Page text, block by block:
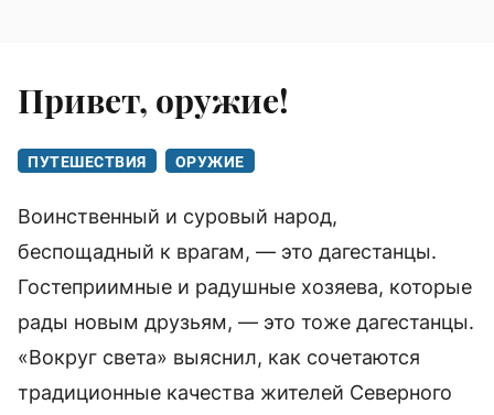
Привет, оружие!
ПУТЕШЕСТВИЯ ОРУЖИЕ
Воинственный и суровый народ,
беспощадный к врагам, — это дагестанцы.
Гостеприимные и радушные хозяева, которые
рады новым друзьям, — это тоже дагестанцы.
«Вокруг света» выяснил, как сочетаются
традиционные качества жителей Северного